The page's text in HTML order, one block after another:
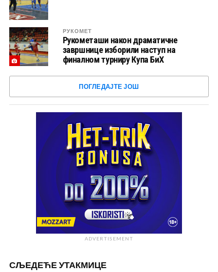
РУКОМЕТ
Рукометаши након драматичне
завршнице изборили наступ на
финалном турниру Купа БиХ
ПОГЛЕДАЈТЕ ЈОШ
ADVERTISEMENT
СЉЕДЕЋЕ УТАКМИЦЕ